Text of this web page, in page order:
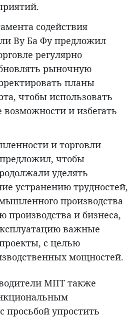
содействия
Ву Ба Фу предложил
регулярно
рыночную
планы
чтобы использовать
и избегать
и торговли
чтобы
уделять
устранению трудностей,
производства
производства и бизнеса,
важные
с целью
мощностей.
МПТ также
просьбой упростить